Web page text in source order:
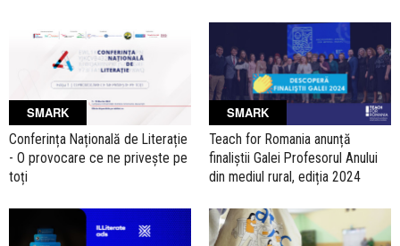
SMARK
Conferința Națională de Literație
- O provocare ce ne privește pe
toți
SMARK
Teach for Romania anunță
finaliștii Galei Profesorul Anului
din mediul rural, ediția 2024